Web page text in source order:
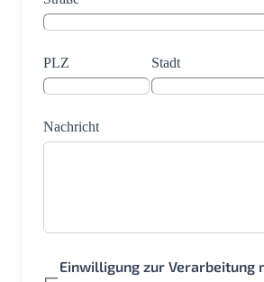
PLZ Stadt
Nachricht
Einwilligung zur Verarbeitung